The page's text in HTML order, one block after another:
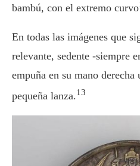
bambú, con el extremo curvo
En todas las imágenes que
relevante, sedente -siempre
empuña en su mano derecha
pequeña lanza.13